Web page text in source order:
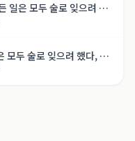
일은 모두 술로 잊으려 했
제8화】
모두 술로 잊으려 했다, 지
화】